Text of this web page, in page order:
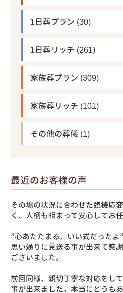
1日葬プラン (30)
1日葬リッチ (261)
家族葬プラン (309)
家族葬リッチ (101)
その他の葬儀 (1)
最近のお客様の声
その場の状況に合わせた臨機応
く、人柄も相まって安心してお
”心あたたまる、いい式だったよ
思い通りに見送る事が出来て感
ございました。
前回同様、親切丁寧な対応をし
事が出来ました。本当にどうも